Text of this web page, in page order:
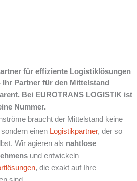
für effiziente Logistiklösungen
Partner für den Mittelstand
Bei EUROTRANS LOGISTIK ist
Nummer.
braucht der Mittelstand keine
einen Logistikpartner, der so
Wir agieren als nahtlose
und entwickeln
, die exakt auf Ihre